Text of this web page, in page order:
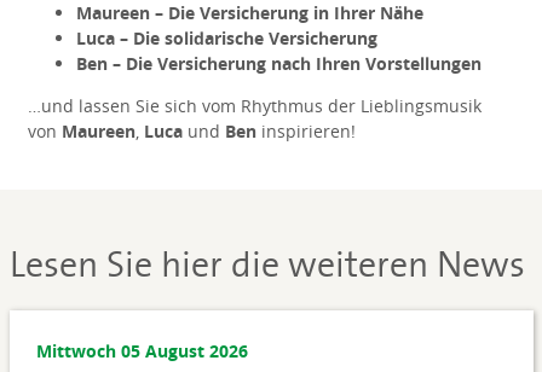
Maureen – Die Versicherung in Ihrer Nähe
Luca – Die solidarische Versicherung
Ben – Die Versicherung nach Ihren Vorstellungen
…und lassen Sie sich vom Rhythmus der Lieblingsmusik
von Maureen, Lucaund Beninspirieren!
Lesen Sie hier die weiteren News
Mittwoch 05 August 2026